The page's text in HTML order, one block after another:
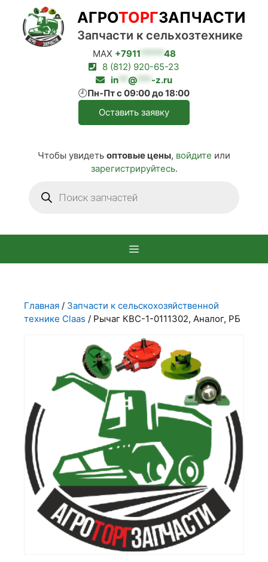
Перейти
содержимому
MAX +7911 ***** 48
8 (812) 920-65-23
in
@ *** -z.ru
🕘Пн-Пт с 09:00 до 18:00
Оставить заявку
Чтобы увидеть оптовые цены, войдите или
зарегистрируйтесь.
товаров
АГРОТОРГЗАПЧАСТИ
Запчасти к сельхозтехнике
Главная / Запчасти к сельскохозяйственной
технике Claas / Рычаг КВС-1-0111302, Аналог, РБ